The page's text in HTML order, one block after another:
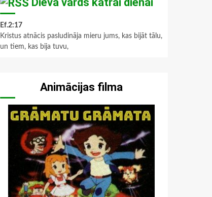
Ef.2:17
Kristus atnācis pasludināja mieru jums, kas bijāt tālu,
un tiem, kas bija tuvu,
Animācijas filma